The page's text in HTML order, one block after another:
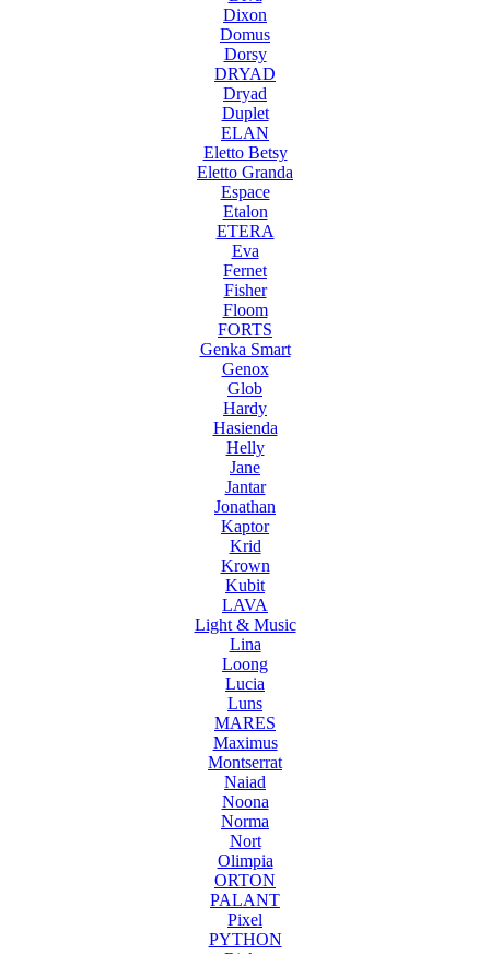
Dixon
Domus
Dorsy
DRYAD
Dryad
Duplet
ELAN
Eletto Betsy
Eletto Granda
Espace
Etalon
ETERA
Eva
Fernet
Fisher
Floom
FORTS
Genka Smart
Genox
Glob
Hardy
Hasienda
Helly
Jane
Jantar
Jonathan
Kaptor
Krid
Krown
Kubit
LAVA
Light & Music
Lina
Loong
Lucia
Luns
MARES
Maximus
Montserrat
Naiad
Noona
Norma
Nort
Olimpia
ORTON
PALANT
Pixel
PYTHON